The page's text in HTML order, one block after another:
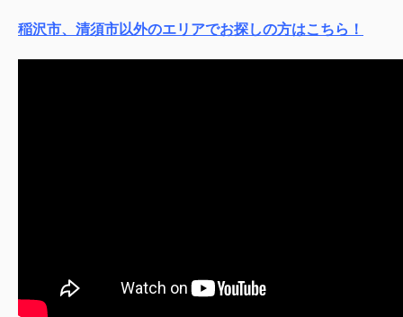
稲沢市、清須市以外のエリアでお探しの方はこちら！